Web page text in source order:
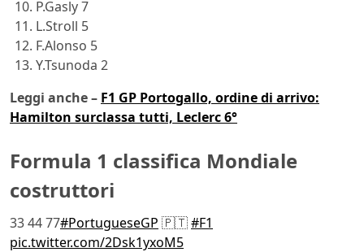
P.Gasly 7
L.Stroll 5
F.Alonso 5
Y.Tsunoda 2
Leggi anche – F1 GP Portogallo, ordine di arrivo:
Hamilton surclassa tutti, Leclerc 6°
Formula 1 classifica Mondiale
costruttori
33 44 77#PortugueseGP 🇵🇹#F1
pic.twitter.com/2Dsk1yxoM5